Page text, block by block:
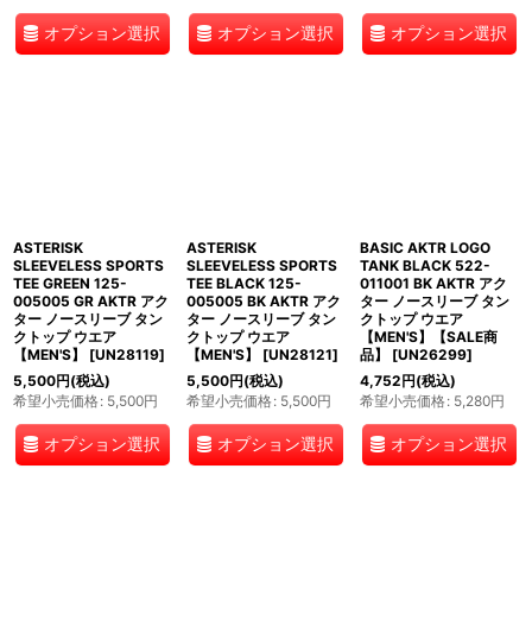
オプション選択 オプション選択 オプション選択
ASTERISK
SLEEVELESS SPORTS
TEE GREEN 125-
005005 GR AKTR アク
ター ノースリーブ タン
クトップ ウエア
【MEN'S】
[UN28119]
5,500円(税込)
希望小売価格: 5,500円
オプション選択
ASTERISK
SLEEVELESS SPORTS
TEE BLACK 125-
005005 BK AKTR アク
ター ノースリーブ タン
クトップ ウエア
【MEN'S】
[UN28121]
5,500円(税込)
希望小売価格: 5,500円
オプション選択
BASIC AKTR LOGO
TANK BLACK 522-
011001 BK AKTR アク
ター ノースリーブ タン
クトップ ウエア
【MEN'S】【SALE商
品】
[UN26299]
4,752円(税込)
希望小売価格: 5,280円
オプション選択